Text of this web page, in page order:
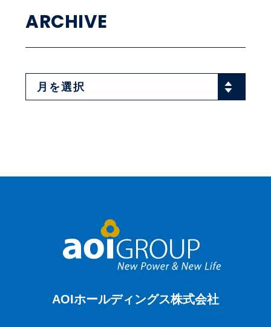
ARCHIVE
AOIホールディングス株式会社